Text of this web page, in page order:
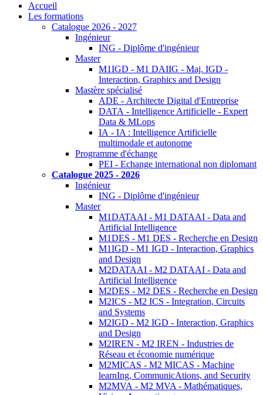
Accueil
Les formations
Catalogue 2026 - 2027
Ingénieur
ING - Diplôme d'ingénieur
Master
M1IGD - M1 DAIIG - Maj. IGD -
Interaction, Graphics and Design
Mastère spécialisé
ADE - Architecte Digital d'Entreprise
DATA - Intelligence Artificielle - Expert
Data & MLops
IA - IA : Intelligence Artificielle
multimodale et autonome
Programme d'échange
PEI - Echange international non diplomant
Catalogue 2025 - 2026
Ingénieur
ING - Diplôme d'ingénieur
Master
M1DATAAI - M1 DATAAI - Data and
Artificial Intelligence
M1DES - M1 DES - Recherche en Design
M1IGD - M1 IGD - Interaction, Graphics
and Design
M2DATAAI - M2 DATAAI - Data and
Artificial Intelligence
M2DES - M2 DES - Recherche en Design
M2ICS - M2 ICS - Integration, Circuits
and Systems
M2IGD - M2 IGD - Interaction, Graphics
and Design
M2IREN - M2 IREN - Industries de
Réseau et économie numérique
M2MICAS - M2 MICAS - Machine
learnIng, CommunicAtions, and Security
M2MVA - M2 MVA - Mathématiques,